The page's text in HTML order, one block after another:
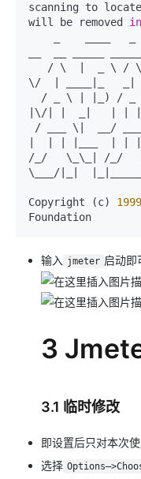
scanning to
will be removed in
\/  | ____|_   _|
|\/| |  _|   | | |
|  | | |___  | | |
/_/   \_\_| /_/
\___/|_|
Copyright (c) 1999
输入 jmeter 启动即
3
3.1 临时修改
即设置后只对本次
选择